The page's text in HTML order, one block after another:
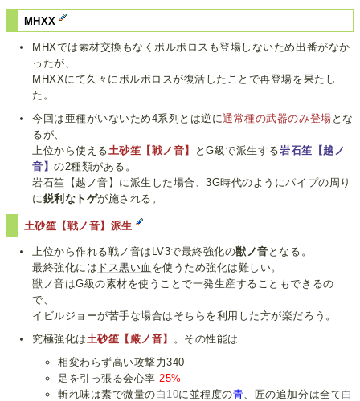
MHXX
MHXでは素材交換もなくボルボロスも登場しないため出番がなか
ったが、
MHXXにて久々にボルボロスが復活したことで再登場を果たし
た。
今回は亜種がいないため4系列とは逆に通常種の武器のみ登場 とな
るが、
上位から使える土砂笙【戦ノ音】 とG級で派生する岩石笙【越ノ
音】の2種類がある。
岩石笙【越ノ音】に派生した場合、3G時代のようにパイプの周り
に鋭利なトゲが施される。
土砂笙【戦ノ音】派生
上位から作れる戦ノ音はLV3で最終強化の獣ノ音 となる。
最終強化には ドス黒い血 を使うため強化は難しい。
獣ノ音はG級の素材を使うことで一発生産することもできるの
で、
イビルジョーが苦手な場合はそちらを利用した方が楽だろう。
究極強化は 土砂笙【厳ノ音】
。その性能は
相変わらず高い攻撃力340
足を引っ張る会心率-25%
斬れ味は素で微量の白10に並程度の青 、匠の追加分は全て白